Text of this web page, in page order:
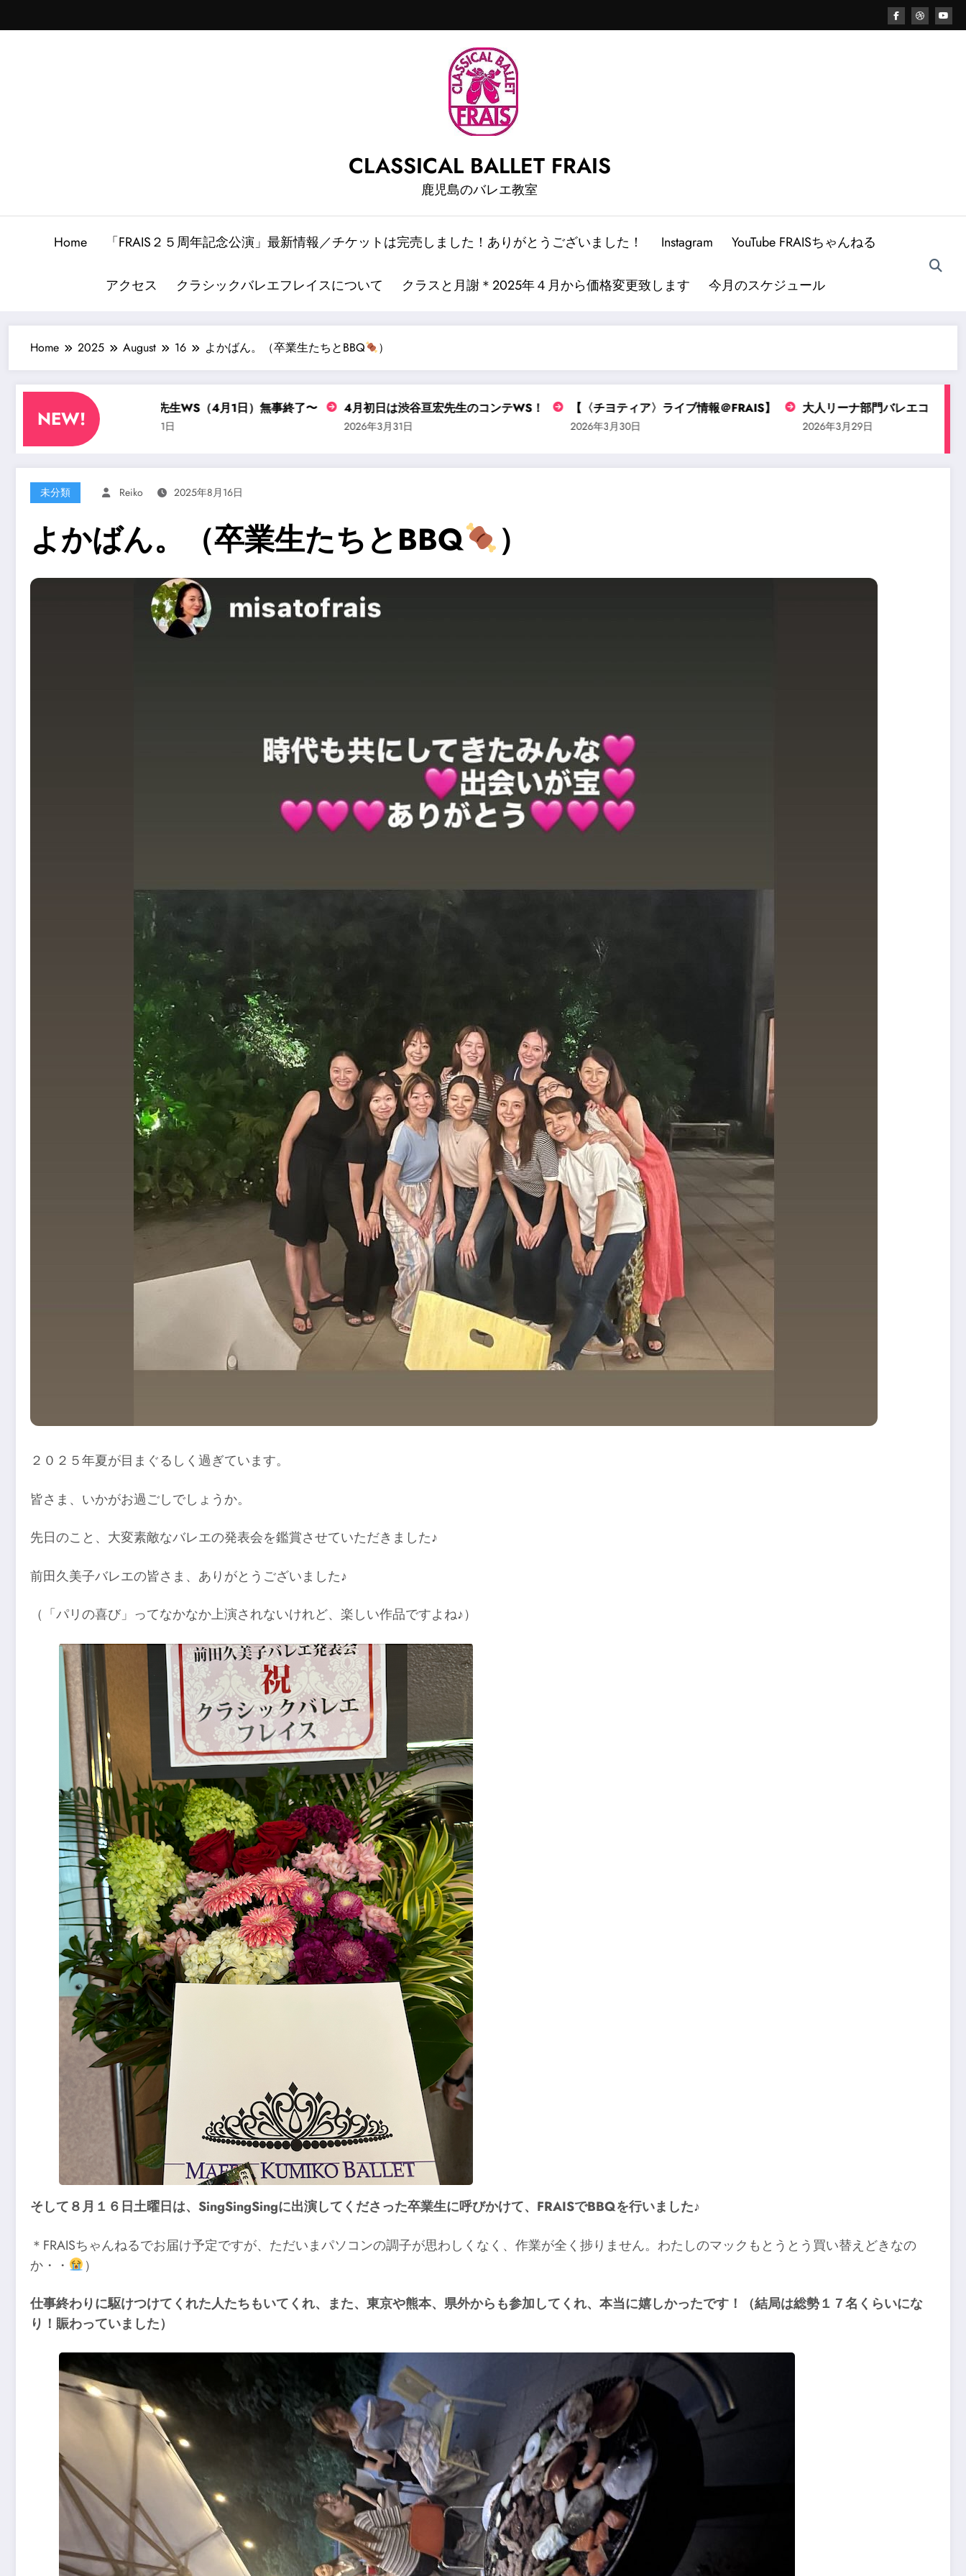
to
CLASSICAL BALLET FRAIS
鹿児島のバレエ教室
Home 「FRAIS２５周年記念公演」最新情報／チケットは完売しました！ありがとうございました！ Instagram YouTube FRAISちゃんねる
アクセス クラシックバレエフレイスについて クラスと月謝＊2025年４月から価格変更致します 今月のスケジュール
Home 2025 August 16 よかばん。（卒業生たちとBBQ ）
NEW!
渋谷亘宏先生WS（4月1日）無事終了〜
2026年4月1日
4月初日は渋谷亘宏先生のコンテWS！ 【〈チヨティア〉ライブ情報＠FRAIS】 大人リーナ部門バレエコンクールにエントリ
未分類 Reiko 2025年8月16日
よかばん。（卒業生たちとBBQ ）
２０２５年夏が目まぐるしく過ぎています。
皆さま、いかがお過ごしでしょうか。
先日のこと、大変素敵なバレエの発表会を鑑賞させていただきました♪
前田久美子バレエの皆さま、ありがとうございました♪
（「パリの喜び」ってなかなか上演されないけれど、楽しい作品ですよね♪）
そして８月１６日土曜日は、SingSingSingに出演してくださった卒業生に呼びかけて、FRAISでBBQを行いました♪
＊FRAISちゃんねるでお届け予定ですが、ただいまパソコンの調子が思わしくなく、作業が全く捗りません。わたしのマックもとうとう買い替えどきなの
か・・
）
仕事終わりに駆けつけてくれた人たちもいてくれ、また、東京や熊本、県外からも参加してくれ、本当に嬉しかったです！（結局は総勢１７名くらいにな
り！賑わっていました）